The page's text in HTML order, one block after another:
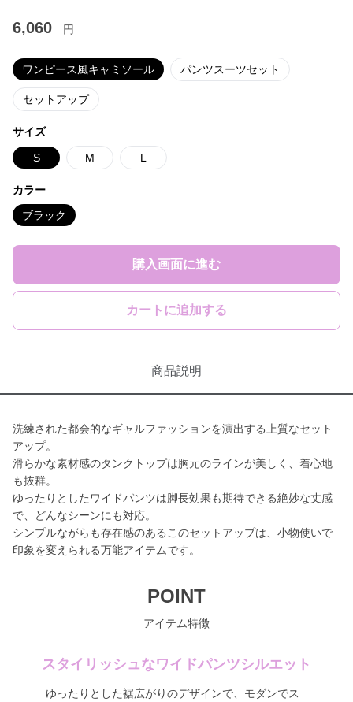
6,060 円
ワンピース風キャミソール パンツスーツセット
セットアップ
サイズ
S M L
カラー
ブラック
購入画面に進む
カートに追加する
商品説明
洗練された都会的なギャルファッションを演出する上質なセット
アップ。
滑らかな素材感のタンクトップは胸元のラインが美しく、着心地
も抜群。
ゆったりとしたワイドパンツは脚長効果も期待できる絶妙な丈感
で、どんなシーンにも対応。
シンプルながらも存在感のあるこのセットアップは、小物使いで
印象を変えられる万能アイテムです。
POINT
アイテム特徴
スタイリッシュなワイドパンツシルエット
ゆったりとした裾広がりのデザインで、モダンでス